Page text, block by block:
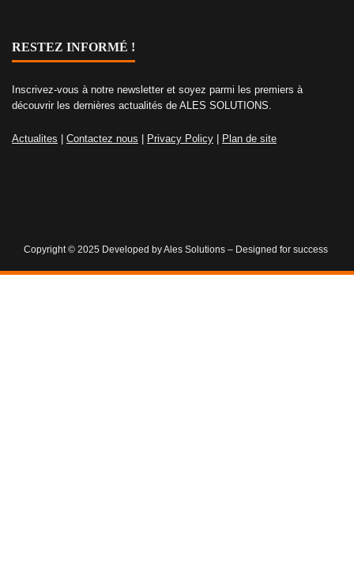
RESTEZ INFORMÉ !
Inscrivez-vous à notre newsletter et soyez parmi les premiers à
découvrir les dernières actualités de ALES SOLUTIONS.
Actualites Contactez nous Privacy Policy Plan de site
Copyright © 2025 Developed by Ales Solutions – Designed for success